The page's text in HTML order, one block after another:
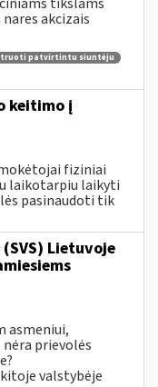
akcizais
patvirtintu siuntėju
keitimo į
mokėtojai fiziniai
laikotarpiu laikyti
pasinaudoti tik
Lietuvoje
asmeniui,
prievolės
valstybėje